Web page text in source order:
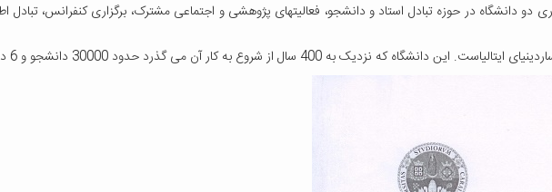
دو دانشگاه در حوزه تبادل استاد و دانشجو، فعالیتهای پژوهشی و اجتماعی مشترک، برگزاری کنفرانس،
400 سال از شروع به کار آن می گذرد حدود 30000 دانشجو و 6 دانشکده دارد.